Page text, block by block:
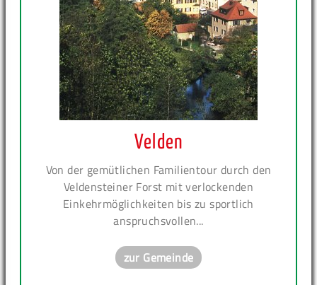
Velden
Von der gemütlichen Familientour durch den
Veldensteiner Forst mit verlockenden
Einkehrmöglichkeiten bis zu sportlich
anspruchsvollen...
zur Gemeinde